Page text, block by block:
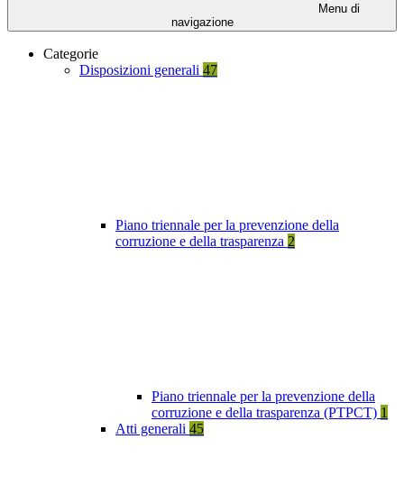
Menu di
navigazione
Categorie
Disposizioni generali 47
Piano triennale per la prevenzione della
corruzione e della trasparenza 2
Piano triennale per la prevenzione della
corruzione e della trasparenza (PTPCT) 1
Atti generali 45